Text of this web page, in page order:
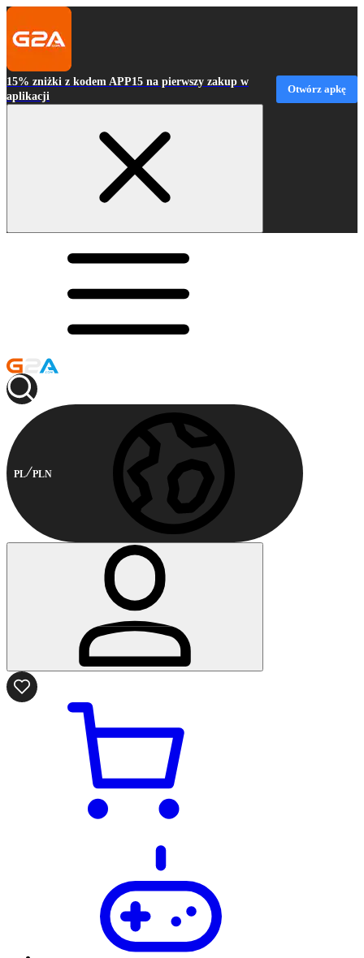
15% zniżki z kodem APP15 na pierwszy zakup w
aplikacji
Otwórz apkę
PL PLN